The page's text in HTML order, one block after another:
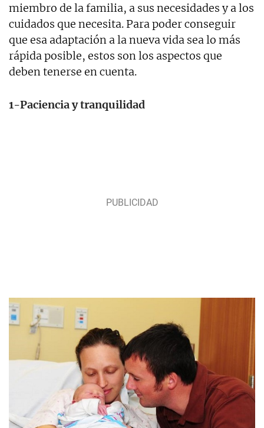
miembro de la familia, a sus necesidades y a los
cuidados que necesita. Para poder conseguir
que esa adaptación a la nueva vida sea lo más
rápida posible, estos son los aspectos que
deben tenerse en cuenta.
1-Paciencia y tranquilidad